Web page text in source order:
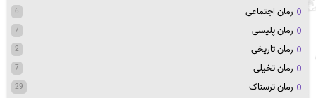
رمان اجتماعی 6
رمان پلیسی 7
رمان تاریخی 2
رمان تخیلی 7
رمان ترسناک 29